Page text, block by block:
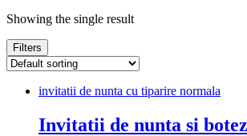
Showing the single result
Filters
invitatii de nunta cu tiparire normala
Invitatii de nunta si